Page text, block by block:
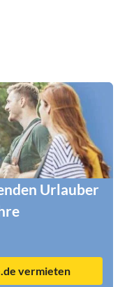
Urlauber
vermieten